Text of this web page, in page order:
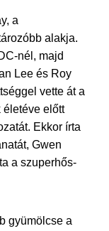
a
alakja.
nél, majd
Lee és Roy
vette át a
életéve előtt
Ekkor írta
Gwen
a szuperhős-
gyümölcse a